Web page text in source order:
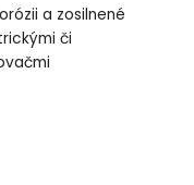
a zosilnené
či